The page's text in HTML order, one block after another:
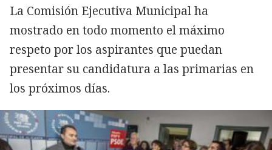
La Comisión Ejecutiva Municipal ha
mostrado en todo momento el máximo
respeto por los aspirantes que puedan
presentar su candidatura a las primarias en
los próximos días.